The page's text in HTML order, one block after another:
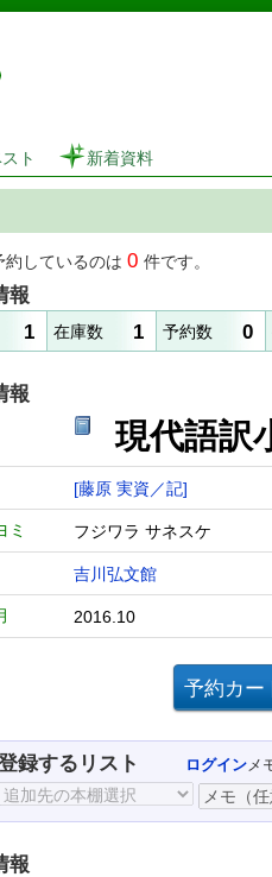
図書館 蔵書検索・予約システム
ト 新着資料
約しているのは 0 件です。
報
1 在庫数 1 予約数 0
報
現代語
[藤原 実資／記]
ミ フジワラ サネスケ
吉川弘文館
2016.10
録するリスト ログインメ
報